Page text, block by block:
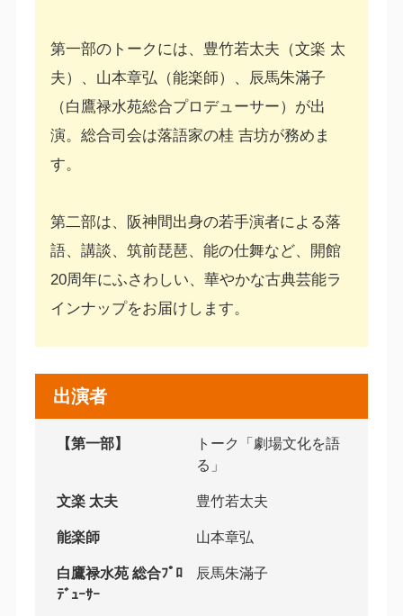
第一部のトークには、豊竹若太夫（文楽 太
夫）、山本章弘（能楽師）、辰馬朱滿子
（白鷹禄水苑総合プロデューサー）が出
演。総合司会は落語家の桂 吉坊が務めま
す。
第二部は、阪神間出身の若手演者による落
語、講談、筑前琵琶、能の仕舞など、開館
20周年にふさわしい、華やかな古典芸能ラ
インナップをお届けします。
出演者
【第一部】
トーク「劇場文化を語
る」
文楽 太夫 豊竹若太夫
能楽師 山本章弘
白鷹禄水苑 総合ﾌﾟﾛ
ﾃﾞｭｰｻｰ
辰馬朱滿子